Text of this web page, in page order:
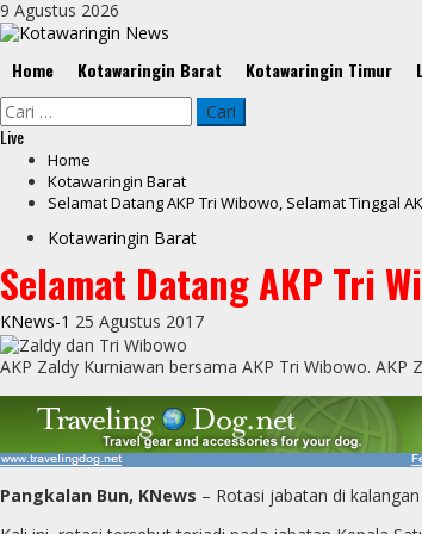
Skip
to
9 Agustus 2026
Menu
Home Kotawaringin Barat Kotawaringin Timur
Cari
untuk:
Live
Home
Kotawaringin Barat
Selamat Datang AKP Tri Wibowo, Selamat Tinggal
Kotawaringin Barat
Selamat Datang AKP Tri
KNews-1 25 Agustus 2017
AKP Zaldy Kurniawan bersama AKP Tri Wibowo.
Pangkalan Bun, KNews – Rotasi jabatan di